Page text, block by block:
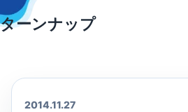
Skip
to
ターンナップ
2014.11.27